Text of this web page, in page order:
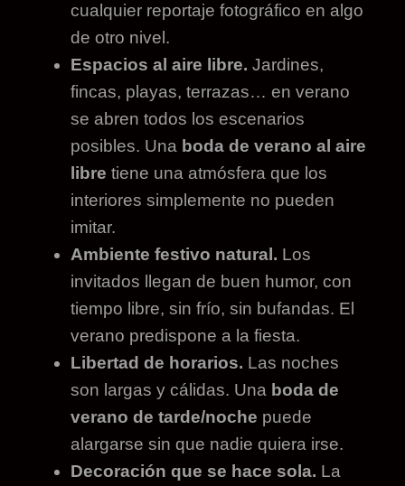
cualquier reportaje fotográfico en algo
de otro nivel.
Espacios al aire libre. Jardines,
fincas, playas, terrazas… en verano
se abren todos los escenarios
posibles. Una boda de verano al aire
libre tiene una atmósfera que los
interiores simplemente no pueden
imitar.
Ambiente festivo natural. Los
invitados llegan de buen humor, con
tiempo libre, sin frío, sin bufandas. El
verano predispone a la fiesta.
Libertad de horarios. Las noches
son largas y cálidas. Una boda de
verano de tarde/noche puede
alargarse sin que nadie quiera irse.
Decoración que se hace sola. La